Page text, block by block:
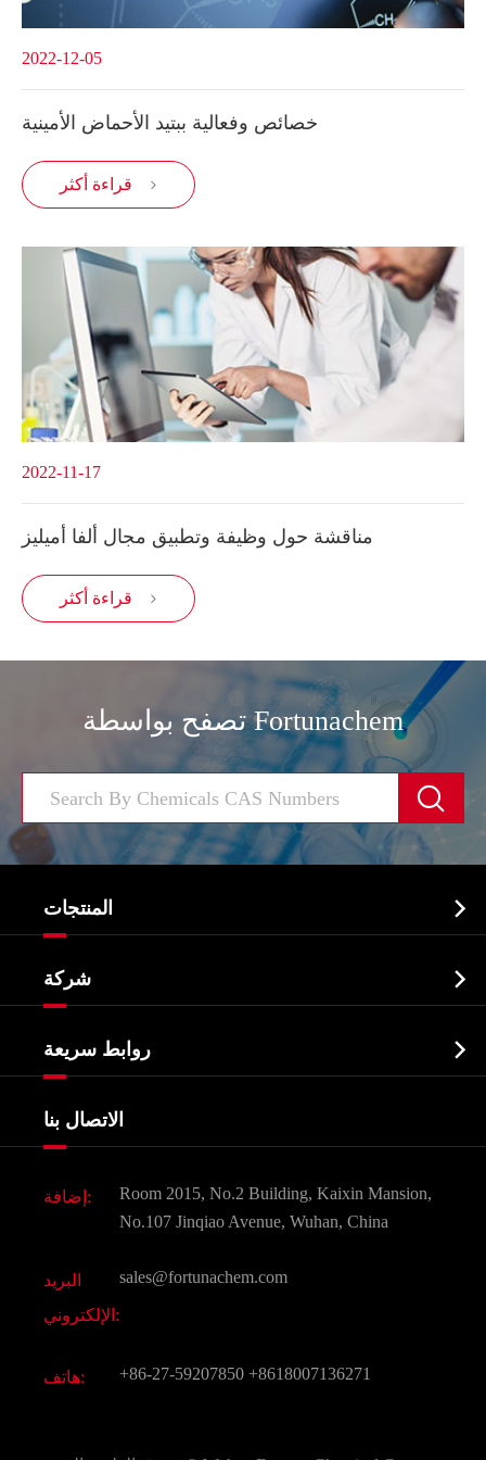
2022-12-05
خصائص وفعالية ببتيد الأحماض الأمينية
قراءة أكثر 
2022-11-17
مناقشة حول وظيفة وتطبيق مجال ألفا أميليز
قراءة أكثر 
تصفح بواسطة Fortunachem

المنتجات 
الصيدلانية وسيطة
البيوكيميائية
Agrochemicals و الوسطيات
مكونات مستحضرات التجميل
النكهات و عطور
الكيميائية CAS
جميع المواد الكيميائية غرامة
شركة 
شهادات و مصنع تظهر
شركة التاريخ
روابط سريعة 
الاتصال بنا
إضافة:
Room 2015, No.2 Building, Kaixin Mansion,
No.107 Jinqiao Avenue, Wuhan, China
البريد
الإلكتروني:
sales@fortunachem.com
هاتف: +86-27-59207850 +8618007136271